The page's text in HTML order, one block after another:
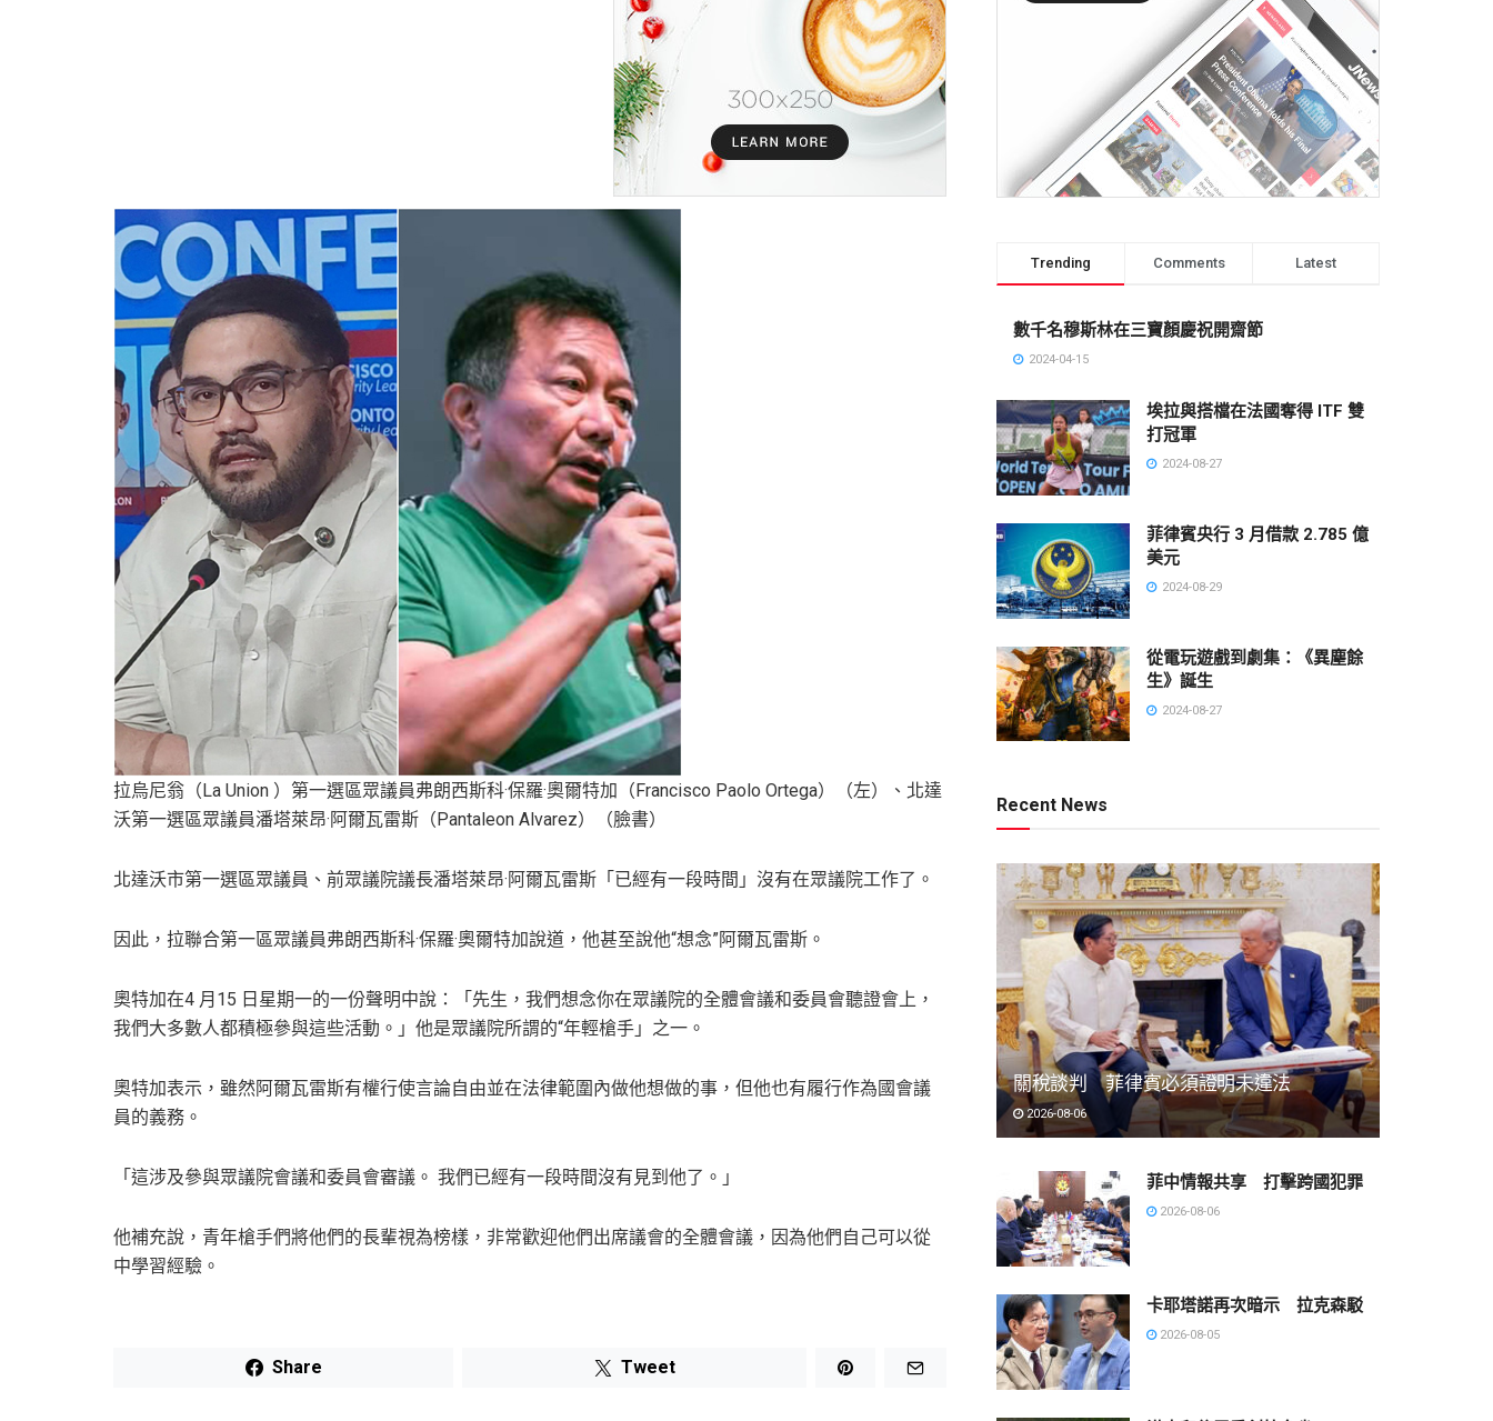
拉烏尼翁（La Union ）第一選區眾議員弗朗西斯科·保羅·奧爾特加（Francisco Paolo Ortega）（左）、北達
沃第一選區眾議員潘塔萊昂·阿爾瓦雷斯（Pantaleon Alvarez）（臉書）
北達沃市第一選區眾議員、前眾議院議長潘塔萊昂·阿爾瓦雷斯「已經有一段時間」沒有在眾議院工作了。
因此，拉聯合第一區眾議員弗朗西斯科·保羅·奧爾特加說道，他甚至說他“想念”阿爾瓦雷斯。
奧特加在4 月15 日星期一的一份聲明中說：「先生，我們想念你在眾議院的全體會議和委員會聽證會上，
我們大多數人都積極參與這些活動。」他是眾議院所謂的“年輕槍手」之一。
奧特加表示，雖然阿爾瓦雷斯有權行使言論自由並在法律範圍內做他想做的事，但他也有履行作為國會議
員的義務。
「這涉及參與眾議院會議和委員會審議。 我們已經有一段時間沒有見到他了。」
他補充說，青年槍手們將他們的長輩視為榜樣，非常歡迎他們出席議會的全體會議，因為他們自己可以從
中學習經驗。
Share Tweet
Trending Comments Latest
數千名穆斯林在三寶顏慶祝開齋節
2024-04-15
埃拉與搭檔在法國奪得 ITF 雙
打冠軍
2024-08-27
菲律賓央行 3 月借款 2.785 億
美元
2024-08-29
從電玩遊戲到劇集：《異塵餘
生》誕生
2024-08-27
Recent News
關稅談判 菲律賓必須證明未違法
2026-08-06
菲中情報共享 打擊跨國犯罪
2026-08-06
卡耶塔諾再次暗示 拉克森駁
2026-08-05